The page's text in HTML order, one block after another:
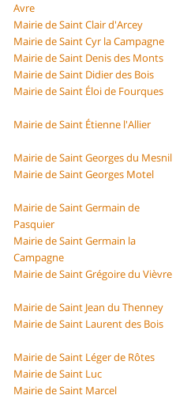
Avre
Mairie de Saint Clair d'Arcey
Mairie de Saint Cyr la Campagne
Mairie de Saint Denis des Monts
Mairie de Saint Didier des Bois
Mairie de Saint Éloi de Fourques
Mairie de Saint Étienne l'Allier
Mairie de Saint Georges du Mesnil
Mairie de Saint Georges Motel
Mairie de Saint Germain de
Pasquier
Mairie de Saint Germain la
Campagne
Mairie de Saint Grégoire du Vièvre
Mairie de Saint Jean du Thenney
Mairie de Saint Laurent des Bois
Mairie de Saint Léger de Rôtes
Mairie de Saint Luc
Mairie de Saint Marcel